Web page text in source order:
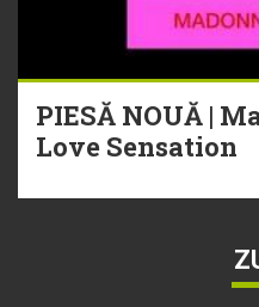
PIESĂ NOUĂ |
Love Sensation